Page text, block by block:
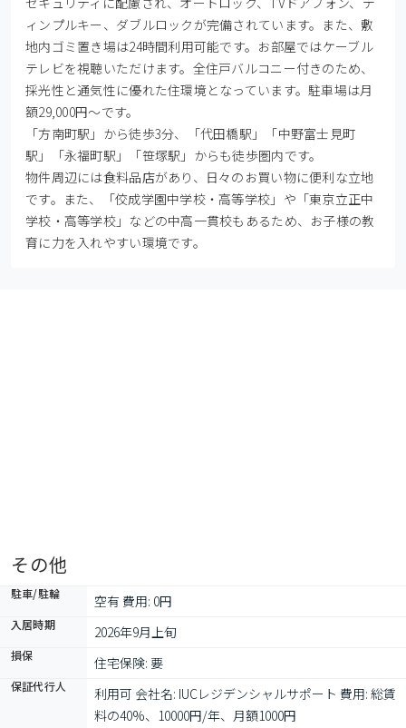
ィンプルキー、ダブルロックが完備されています。また、敷
地内ゴミ置き場は24時間利用可能です。お部屋ではケーブル
テレビを視聴いただけます。全住戸バルコニー付きのため、
採光性と通気性に優れた住環境となっています。駐車場は月
額29,000円～です。
「方南町駅」から徒歩3分、「代田橋駅」「中野富士見町
駅」「永福町駅」「笹塚駅」からも徒歩圏内です。
物件周辺には食料品店があり、日々のお買い物に便利な立地
です。また、「佼成学園中学校・高等学校」や「東京立正中
学校・高等学校」などの中高一貫校もあるため、お子様の教
育に力を入れやすい環境です。
その他
駐車/駐輪 空有 費用: 0円
入居時期 2026年9月上旬
損保 住宅保険: 要
保証代行人
利用可 会社名: IUCレジデンシャルサポート 費用: 総賃
料の40%、10000円/年、月額1000円